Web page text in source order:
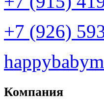
+7 (926)
Компания